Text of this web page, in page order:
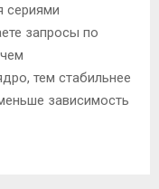
сериями
запросы по
тем стабильнее
зависимость